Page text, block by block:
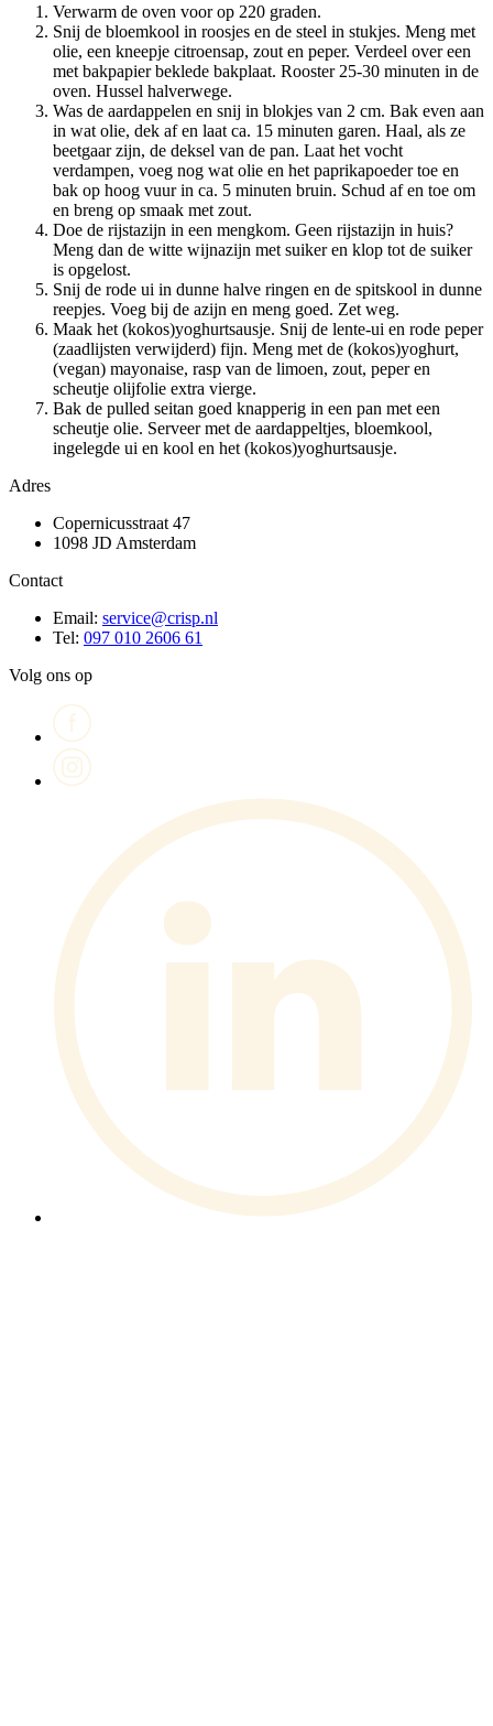
Verwarm de oven voor op 220 graden.
Snij de bloemkool in roosjes en de steel in stukjes. Meng met
olie, een kneepje citroensap, zout en peper. Verdeel over een
met bakpapier beklede bakplaat. Rooster 25-30 minuten in de
oven. Hussel halverwege.
Was de aardappelen en snij in blokjes van 2 cm. Bak even aan
in wat olie, dek af en laat ca. 15 minuten garen. Haal, als ze
beetgaar zijn, de deksel van de pan. Laat het vocht
verdampen, voeg nog wat olie en het paprikapoeder toe en
bak op hoog vuur in ca. 5 minuten bruin. Schud af en toe om
en breng op smaak met zout.
Doe de rijstazijn in een mengkom. Geen rijstazijn in huis?
Meng dan de witte wijnazijn met suiker en klop tot de suiker
is opgelost.
Snij de rode ui in dunne halve ringen en de spitskool in dunne
reepjes. Voeg bij de azijn en meng goed. Zet weg.
Maak het (kokos)yoghurtsausje. Snij de lente-ui en rode peper
(zaadlijsten verwijderd) fijn. Meng met de (kokos)yoghurt,
(vegan) mayonaise, rasp van de limoen, zout, peper en
scheutje olijfolie extra vierge.
Bak de pulled seitan goed knapperig in een pan met een
scheutje olie. Serveer met de aardappeltjes, bloemkool,
ingelegde ui en kool en het (kokos)yoghurtsausje.
Adres
Copernicusstraat 47
1098 JD Amsterdam
Contact
Email: service@crisp.nl
Tel: 097 010 2606 61
Volg ons op